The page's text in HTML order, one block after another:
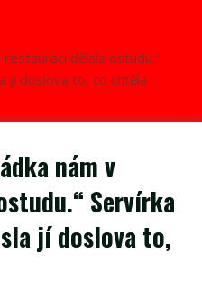
dělala ostudu.“
jí doslova to, co chtěla
nám v
Servírka
jí doslova to,